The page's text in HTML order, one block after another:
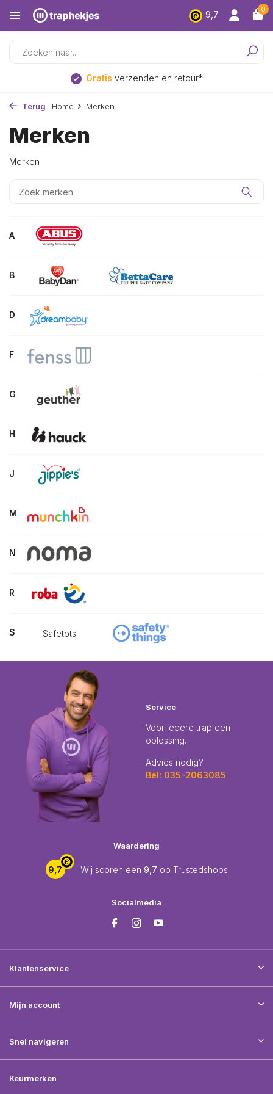
9,7
0
Gratis verzenden en retour*
Terug Home Merken
Merken
Merken
A
B
D
F
G
H
J
M
N
R
S Safetots
Service
Voor iedere trap een
oplossing.
Advies nodig?
Bel: 035-2063085
Waardering
9,7 Wij scoren een 9,7 op Trustedshops
Socialmedia
Klantenservice
Mijn account
Snel navigeren
Keurmerken